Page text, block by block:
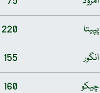
پپیتا
220
انگور
155
چیکو
160